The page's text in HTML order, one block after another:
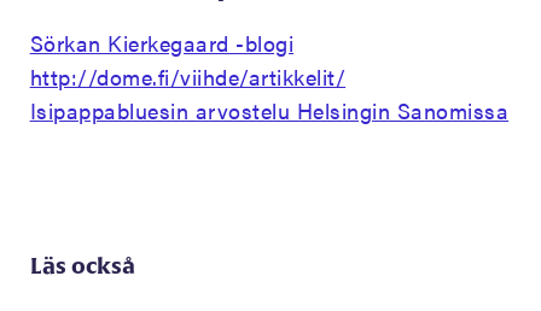
Sörkan Kierkegaard -blogi
http://dome.fi/viihde/artikkelit/
Isipappabluesin arvostelu Helsingin Sanomissa
Läs också